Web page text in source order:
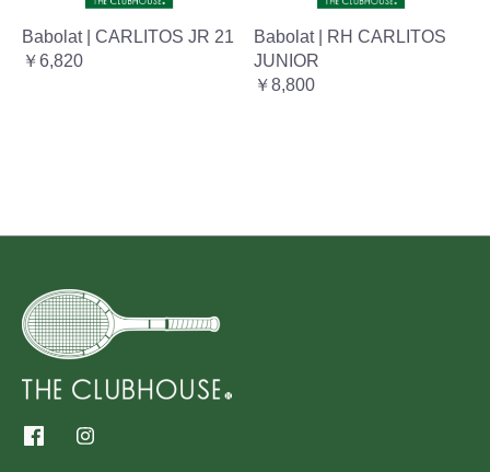
Babolat | CARLITOS JR 21
￥6,820
Babolat | RH CARLITOS
JUNIOR
￥8,800